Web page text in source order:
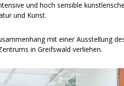
und hoch sensible künstlerische
und Kunst.
mit einer Ausstellung
in Greifswald verliehen.